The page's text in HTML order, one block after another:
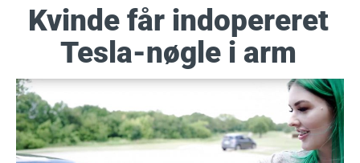
Kvinde får indopereret
Tesla-nøgle i arm